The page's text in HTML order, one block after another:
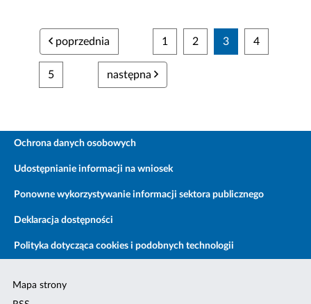
poprzednia 1 2 3 4
5 następna
Ochrona danych osobowych
Udostępnianie informacji na wniosek
Ponowne wykorzystywanie informacji sektora publicznego
Deklaracja dostępności
Polityka dotycząca cookies i podobnych technologii
Mapa strony